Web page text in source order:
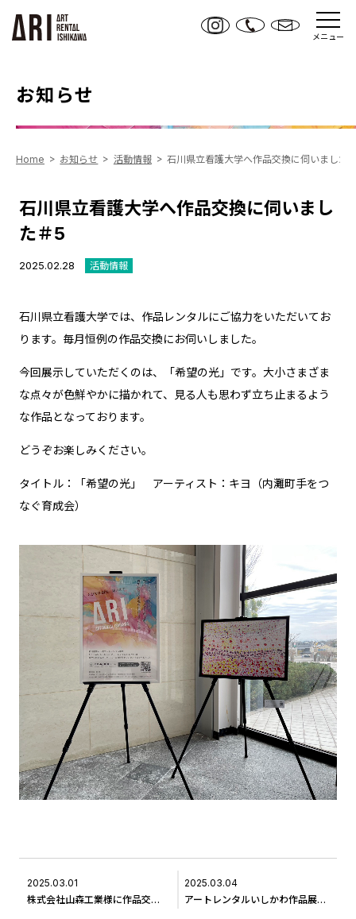
メニュー
お知らせ
Home お知らせ 活動情報 石川県立看護大学へ作品交換に伺いました
石川県立看護大学へ作品交換に伺いまし
た＃5
2025.02.28 活動情報
石川県立看護大学では、作品レンタルにご協力をいただいてお
ります。毎月恒例の作品交換にお伺いしました。
今回展示していただくのは、「希望の光」です。大小さまざま
な点々が色鮮やかに描かれて、見る人も思わず立ち止まるよう
な作品となっております。
どうぞお楽しみください。
タイトル：「希望の光」 アーティスト：キヨ（内灘町手をつ
なぐ育成会）
2025.03.01
株式会社山森工業様に作品交換に伺いました
2025.03.04
アートレンタルいしかわ作品展スタート